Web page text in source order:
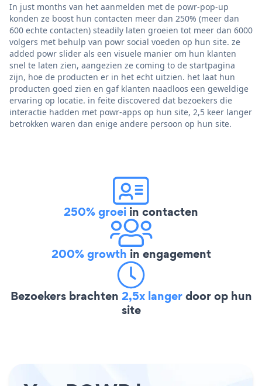
In just months van het aanmelden met de powr-pop-up
konden ze boost hun contacten meer dan 250% (meer dan
600 echte contacten) steadily laten groeien tot meer dan 6000
volgers met behulp van powr social voeden op hun site. ze
added powr slider als een visuele manier om hun klanten
snel te laten zien, aangezien ze coming to de startpagina
zijn, hoe de producten er in het echt uitzien. het laat hun
producten goed zien en gaf klanten naadloos een geweldige
ervaring op locatie. in feite discovered dat bezoekers die
interactie hadden met powr-apps op hun site, 2,5 keer langer
betrokken waren dan enige andere persoon op hun site.
250% groei in contacten
200% growth in engagement
Bezoekers brachten 2,5x langerdoor op hun
site